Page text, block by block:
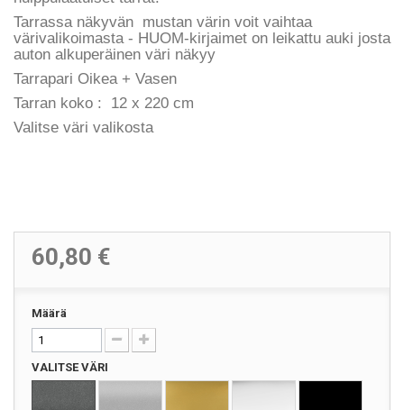
Tarrassa näkyvän mustan värin voit vaihtaa
värivalikoimasta - HUOM-kirjaimet on leikattu auki josta
auton alkuperäinen väri näkyy
Tarrapari Oikea + Vasen
Tarran koko : 12 x 220 cm
Valitse väri valikosta
60,80 €
Määrä
VALITSE VÄRI